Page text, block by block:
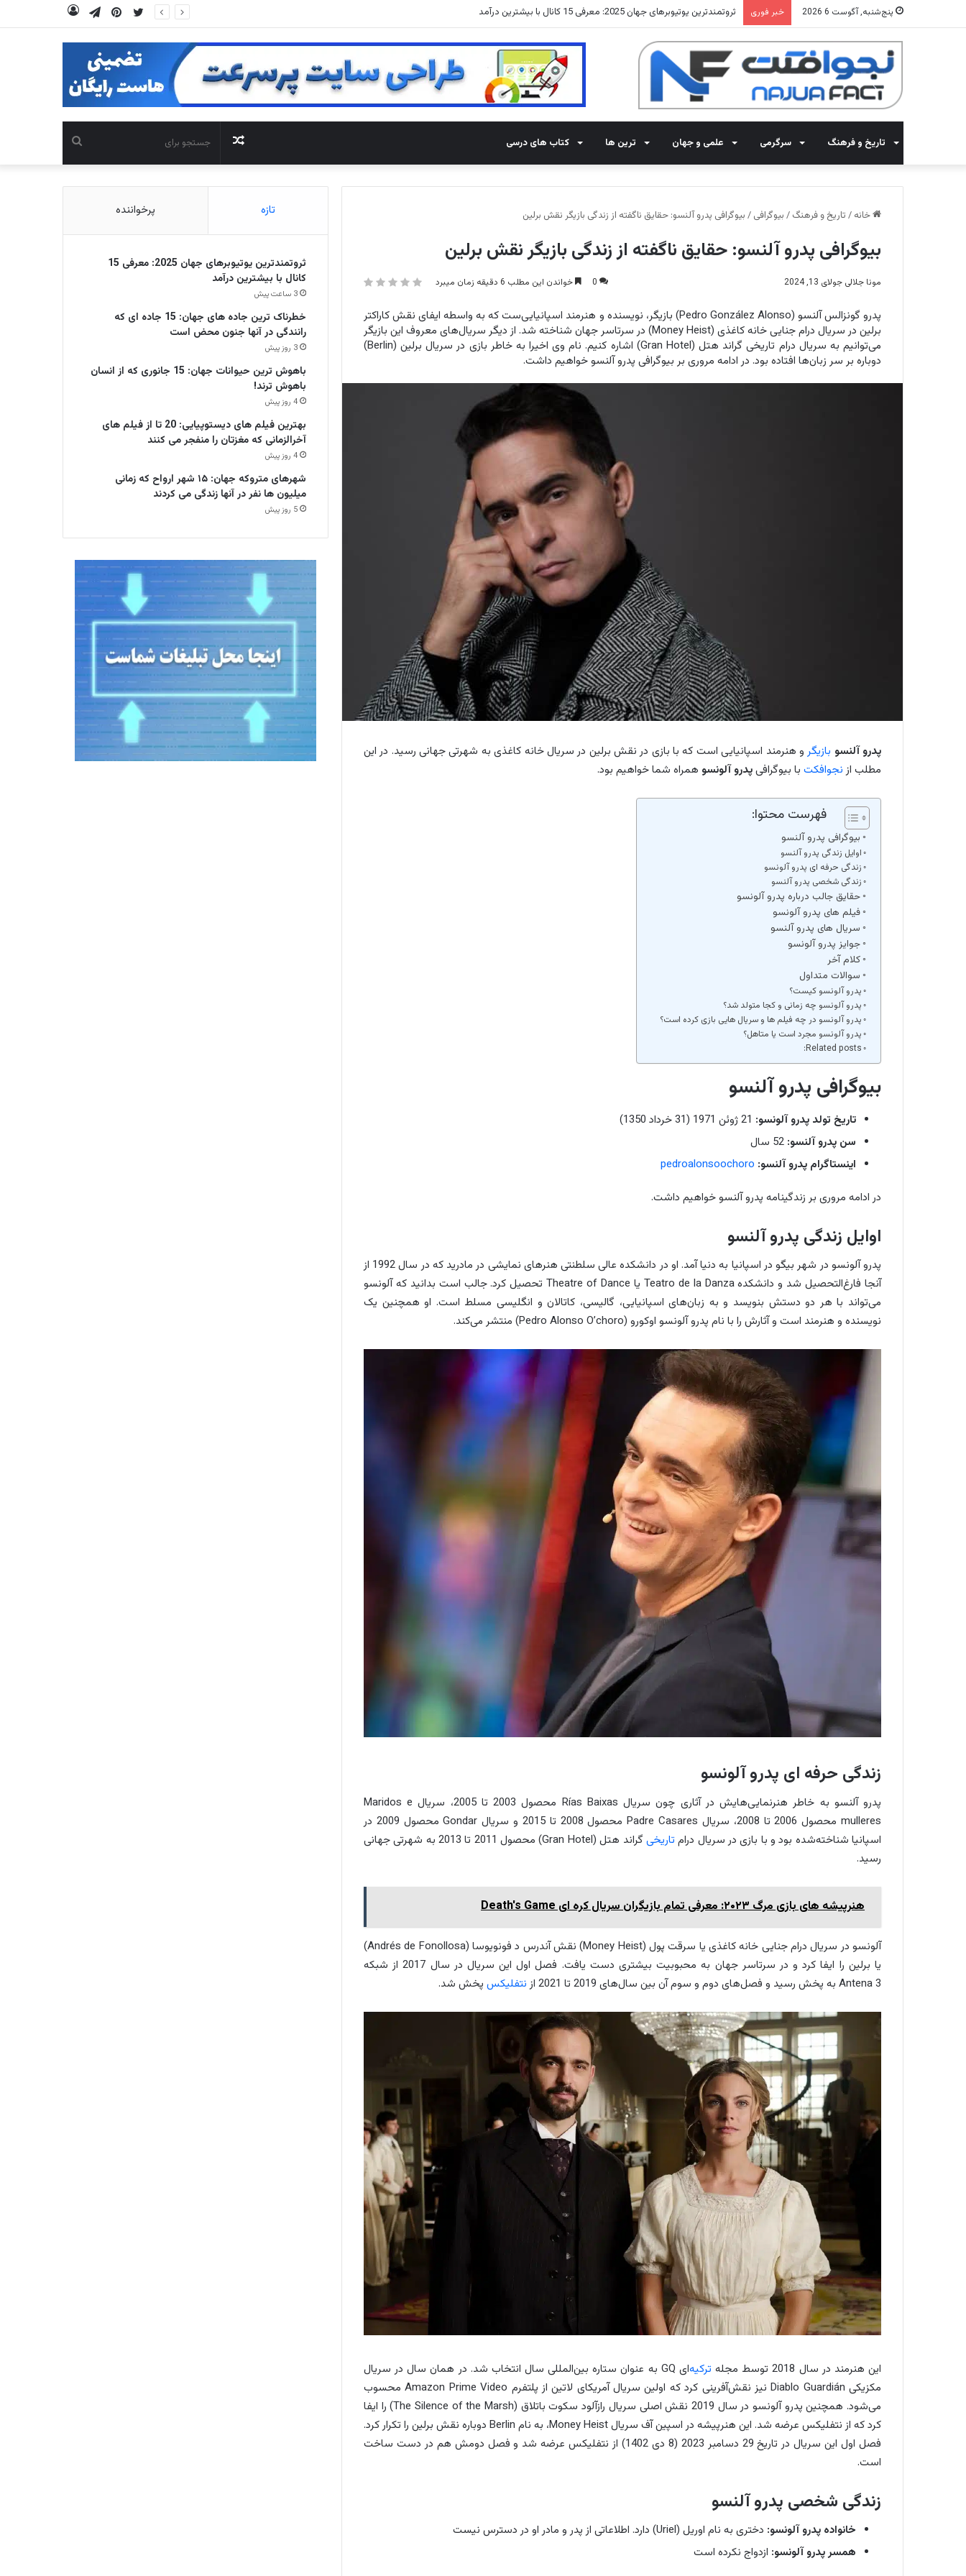
پنج‌شنبه, آگوست 6 2026 خبر فوری ثروتمندترین یوتیوبرهای جهان 2025: معرفی 15 کانال با بیشترین درآمد تلگرام
‫پین‌ترست توییتر
تاریخ و فرهنگ سرگرمی علمی و جهان ترین ها کتاب های درسی
برای
نوشته
تصادفی
خانه / تاریخ و فرهنگ / بیوگرافی / بیوگرافی پدرو آلنسو: حقایق ناگفته از زندگی بازیگر نقش برلین
بیوگرافی پدرو آلنسو: حقایق ناگفته از زندگی بازیگر نقش برلین
مونا جلالی جولای 13, 2024 0 خواندن این مطلب 6 دقیقه زمان میبرد
پدرو گونزالس آلنسو (Pedro González Alonso) بازیگر، نویسنده و هنرمند اسپانیایی‌ست که به واسطه ایفای نقش کاراکتر
برلین در سریال درام جنایی خانه کاغذی (Money Heist) در سرتاسر جهان شناخته شد. از دیگر سریال‌های معروف این بازیگر
می‌توانیم به سریال درام تاریخی گراند هتل (Gran Hotel) اشاره کنیم. نام وی اخیرا به خاطر بازی در سریال برلین (Berlin)
دوباره بر سر زبان‌ها افتاده بود. در ادامه مروری بر بیوگرافی پدرو آلنسو خواهیم داشت.
پدرو آلنسو بازیگرو هنرمند اسپانیایی است که با بازی در نقش برلین در سریال خانه کاغذی به شهرتی جهانی رسید. در این
مطلب ازنجوافکت با بیوگرافیپدرو آلونسو همراه شما خواهیم بود.
فهرست محتوا:
بیوگرافی پدرو آلنسو
اوایل زندگی پدرو آلنسو
زندگی حرفه ای پدرو آلونسو
زندگی شخصی پدرو آلنسو
حقایق جالب درباره پدرو آلونسو
فیلم های پدرو آلونسو
سریال های پدرو آلنسو
جوایز پدرو آلونسو
کلام آخر
سوالات متداول
پدرو آلونسو کیست؟
پدرو آلونسو چه زمانی و کجا متولد شد؟
پدرو آلونسو در چه فیلم ها و سریال هایی بازی کرده است؟
پدرو آلونسو مجرد است یا متاهل؟
Related posts:
بیوگرافی پدرو آلنسو
تاریخ تولد پدرو آلونسو:
سن پدرو آلنسو:
اینستاگرام پدرو آلنسو: pedroalonsoochoro
در ادامه مروری بر زندگینامه پدرو آلنسو خواهیم داشت.
اوایل زندگی پدرو آلنسو
پدرو آلونسو در شهر بیگو در اسپانیا به دنیا آمد. او در دانشکده عالی سلطنتی هنرهای نمایشی در مادرید که در سال 1992 از
آنجا فارغ‌التحصیل شد و دانشکده Teatro de la Danza یا Theatre of Dance تحصیل کرد. جالب است بدانید که آلونسو
می‌تواند با هر دو دستش بنویسد و به زبان‌های اسپانیایی، گالیسی، کاتالان و انگلیسی مسلط است. او همچنین یک
نویسنده و هنرمند است و آثارش را با نام پدرو آلونسو اوکورو (Pedro Alonso O’choro) منتشر می‌کند.
زندگی حرفه ای پدرو آلونسو
پدرو آلنسو به خاطر هنرنمایی‌هایش در آثاری چون سریال Rías Baixas محصول 2003 تا 2005، سریال Maridos e
mulleres محصول 2006 تا 2008، سریال Padre Casares محصول 2008 تا 2015 و سریال Gondar محصول 2009 در
اسپانیا شناخته‌شده بود و با بازی در سریال درام تاریخی
گراند هتل (Gran Hotel) محصول 2011 تا 2013 به شهرتی جهانی
رسید.
هنرپیشه ‌های بازی مرگ ۲۰۲۳: معرفی تمام بازیگران سریال کره ای Death's Game
آلونسو در سریال درام جنایی خانه کاغذی یا سرقت پول (Money Heist) نقش آندرس د فونویوسا (Andrés de Fonollosa)
یا برلین را ایفا کرد و در سرتاسر جهان به محبوبیت بیشتری دست یافت. فصل اول این سریال در سال 2017 از شبکه
Antena 3 به پخش رسید و فصل‌های دوم و سوم آن بین سال‌های 2019 تا 2021 از
نتفلیکس پخش شد.
این هنرمند در سال 2018 توسط مجله ترکیه
‌ای GQ به عنوان ستاره بین‌المللی سال انتخاب شد. در همان سال در سریال
مکزیکی Diablo Guardián نیز نقش‌آفرینی کرد که اولین سریال آمریکای لاتین از پلتفرم Amazon Prime Video محسوب
می‌شود. همچنین پدرو آلونسو در سال 2019 نقش اصلی سریال رازآلود سکوت باتلاق (The Silence of the Marsh) را ایفا
کرد که از نتفلیکس عرضه شد. این هنرپیشه در اسپین آف سریال Money Heist، به نام Berlin دوباره نقش برلین را تکرار کرد.
فصل اول این سریال در تاریخ 29 دسامبر 2023 (8 دی 1402) از نتفلیکس عرضه شد و فصل دومش هم در دست ساخت
است.
زندگی شخصی پدرو آلنسو
خانواده پدرو آلونسو: دختری به نام اوریل (Uriel) دارد. اطلاعاتی از پدر و مادر او در دسترس نیست
همسر پدرو آلونسو: ازدواج نکرده است
تازه پرخواننده
ثروتمندترین یوتیوبرهای جهان 2025: معرفی 15
کانال با بیشترین درآمد
3 ساعت پیش
خطرناک ترین جاده های جهان: 15 جاده ای که
رانندگی در آنها جنون محض است
3 روز پیش
باهوش ترین حیوانات جهان: 15 جانوری که از انسان
باهوش ترند!
4 روز پیش
بهترین فیلم های دیستوپیایی: 20 تا از فیلم های
آخرالزمانی که مغزتان را منفجر می کنند
4 روز پیش
شهرهای متروکه جهان: ۱۵ شهر ارواح که زمانی
میلیون ها نفر در آنها زندگی می کردند
5 روز پیش